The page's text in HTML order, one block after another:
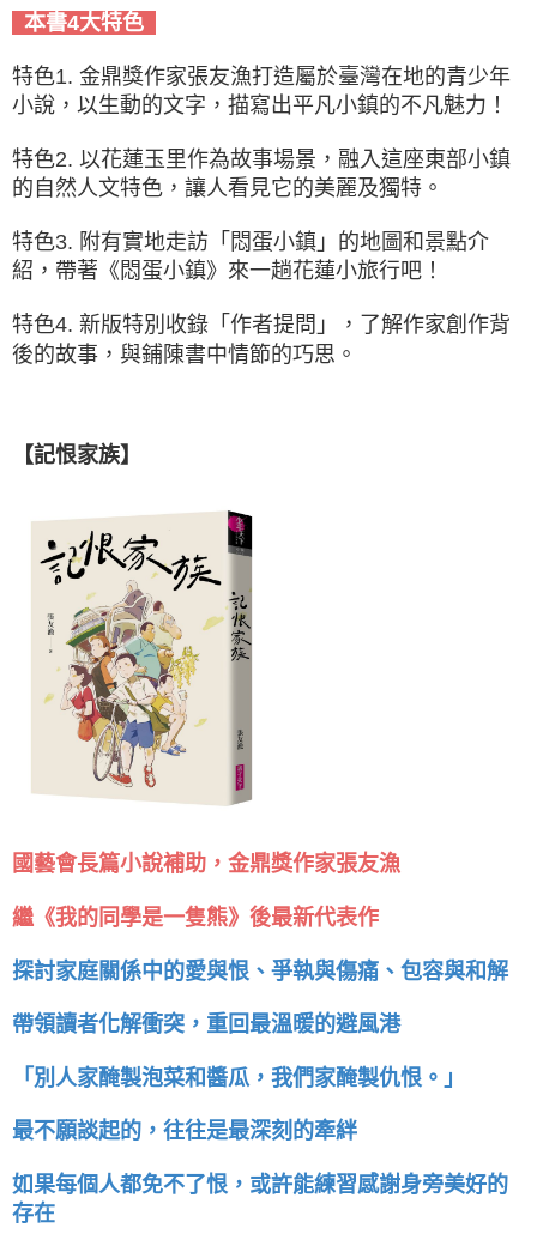
本書4大特色
特色1. 金鼎獎作家張友漁打造屬於臺灣在地的青少年
小說，以生動的文字，描寫出平凡小鎮的不凡魅力！
特色2. 以花蓮玉里作為故事場景，融入這座東部小鎮
的自然人文特色，讓人看見它的美麗及獨特。
特色3. 附有實地走訪「悶蛋小鎮」的地圖和景點介
紹，帶著《悶蛋小鎮》來一趟花蓮小旅行吧！
特色4. 新版特別收錄「作者提問」，了解作家創作背
後的故事，與鋪陳書中情節的巧思。
【記恨家族】
國藝會長篇小說補助，金鼎獎作家張友漁
繼《我的同學是一隻熊》後最新代表作
探討家庭關係中的愛與恨、爭執與傷痛、包容與和解
帶領讀者化解衝突，重回最溫暖的避風港
「別人家醃製泡菜和醬瓜，我們家醃製仇恨。」
最不願談起的，往往是最深刻的牽絆
如果每個人都免不了恨，或許能練習感謝身旁美好的
存在